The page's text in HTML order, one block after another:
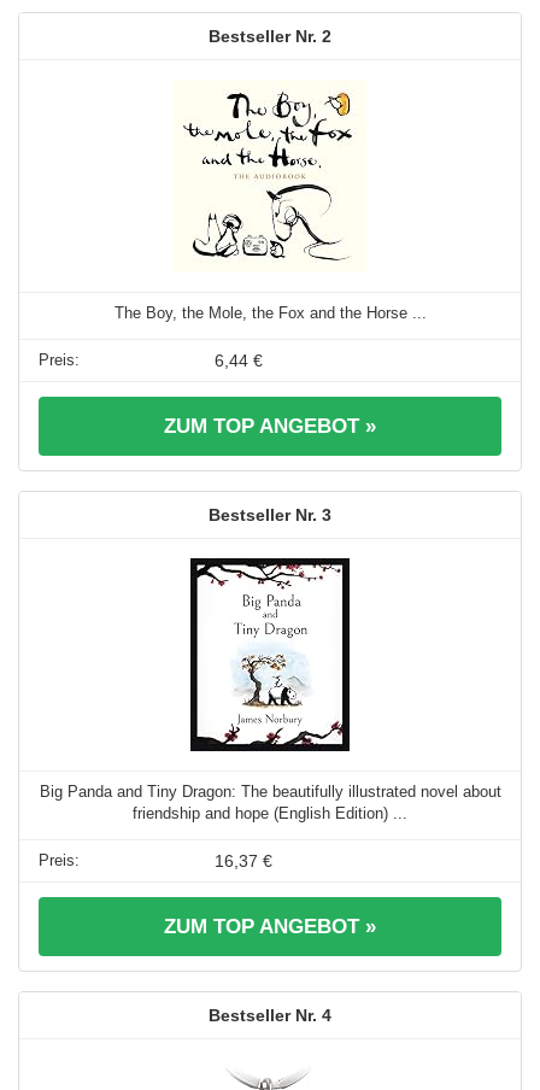
2
The Boy, the Mole, the Fox and the Horse ...
6,44 €
ZUM TOP ANGEBOT »
3
Big Panda and Tiny Dragon: The beautifully illustrated novel about
friendship and hope (English Edition) ...
16,37 €
ZUM TOP ANGEBOT »
4